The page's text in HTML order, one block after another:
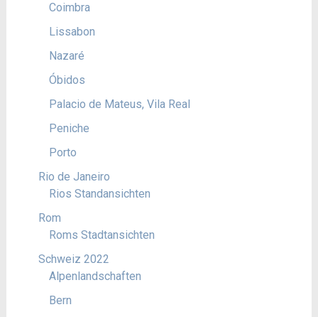
Coimbra
Lissabon
Nazaré
Óbidos
Palacio de Mateus, Vila Real
Peniche
Porto
Rio de Janeiro
Rios Standansichten
Rom
Roms Stadtansichten
Schweiz 2022
Alpenlandschaften
Bern